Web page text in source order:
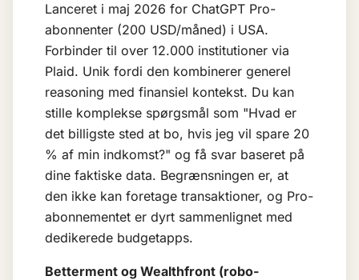
Lanceret i maj 2026 for ChatGPT Pro-
abonnenter (200 USD/måned) i USA.
Forbinder til over 12.000 institutioner via
Plaid. Unik fordi den kombinerer generel
reasoning med finansiel kontekst. Du kan
stille komplekse spørgsmål som "Hvad er
det billigste sted at bo, hvis jeg vil spare 20
% af min indkomst?" og få svar baseret på
dine faktiske data. Begrænsningen er, at
den ikke kan foretage transaktioner, og Pro-
abonnementet er dyrt sammenlignet med
dedikerede budgetapps.
Betterment og Wealthfront (robo-